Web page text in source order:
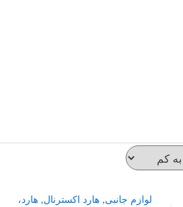
لوازم جانبی,هارد اکسترنال,هارد،